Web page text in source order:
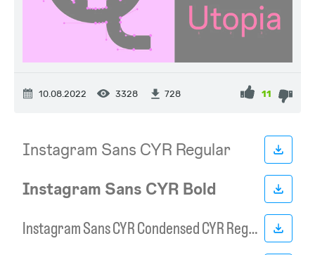
10.08.2022 3328 728 11